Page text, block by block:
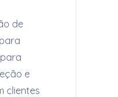
de
e
clientes